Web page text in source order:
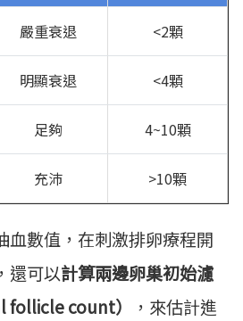
嚴重衰退 <2顆
明顯衰退 <4顆
足夠 4~10顆
充沛 >10顆
血數值，在刺激排卵療程開
還可以計算兩邊卵巢初始濾
follicle count）
，來估計進